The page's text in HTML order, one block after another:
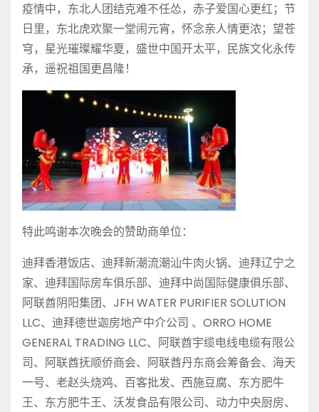
疫情中，东北人团结克难不任怂，赤子爱国心更红；节
日里，东北虎欢聚一堂闹元宵，怀念亲人情更浓；望苍
穹，星光璀璨耀华夏，盛世中国开太平，民族文化永传
承，遥祝祖国更昌隆！
特此鸣谢本次晚会的赞助商单位：
迪拜香港饭店、迪拜新潮流潮汕牛肉火锅、迪拜辽宁之
家、迪拜国际房车俱乐部、迪拜中尚国际健康俱乐部、
阿联酋阴阳集团、JFH WATER PURIFIER SOLUTION
LLC、迪拜德世迦房地产中介公司 、ORRO HOME
GENERAL TRADING LLC、阿联酋宇缆电线电缆有限公
司、阿联酋抚顺侨商会、阿联酋丹东商会筹备会、海天
一号、老赵头烧鸡、百客批发、西施豆腐、东方肥牛
王、东方肥牛王、沃发食品有限公司、动力中央厨房、